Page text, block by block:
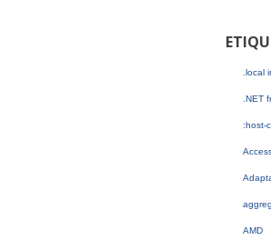
.local
.NET
:host-
AMD